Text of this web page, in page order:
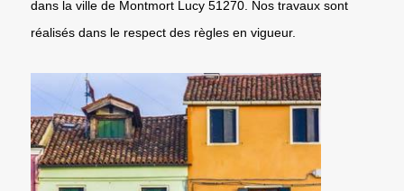
dans la ville de Montmort Lucy 51270. Nos travaux sont
réalisés dans le respect des règles en vigueur.